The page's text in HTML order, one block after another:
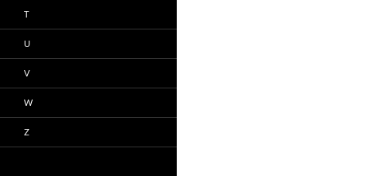
T
U
V
W
Z